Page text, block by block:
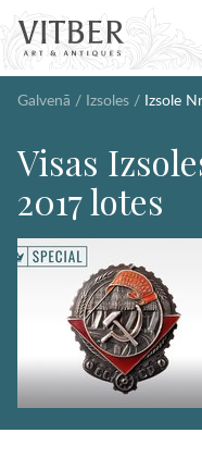
Galvenā / Izsoles / Izsole
Visas
2017 lotes